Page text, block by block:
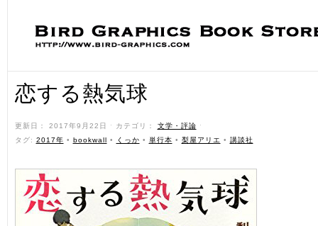
恋する熱気球
更新日： 2017年9月22日 ˑ カテゴリ： 文学・評論 ˑ
タグ: 2017年 • bookwall • くっか • 単行本 • 梨屋アリエ • 講談社